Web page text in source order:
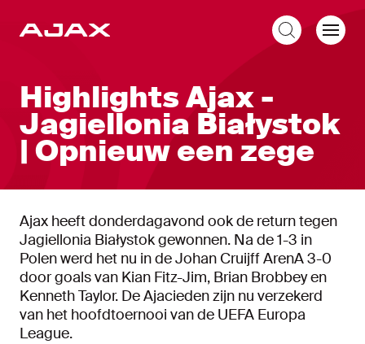
Highlights Ajax -
Jagiellonia Białystok
| Opnieuw een zege
Ajax heeft donderdagavond ook de return tegen
Jagiellonia Białystok gewonnen. Na de 1-3 in
Polen werd het nu in de Johan Cruijff ArenA 3-0
door goals van Kian Fitz-Jim, Brian Brobbey en
Kenneth Taylor. De Ajacieden zijn nu verzekerd
van het hoofdtoernooi van de UEFA Europa
League.